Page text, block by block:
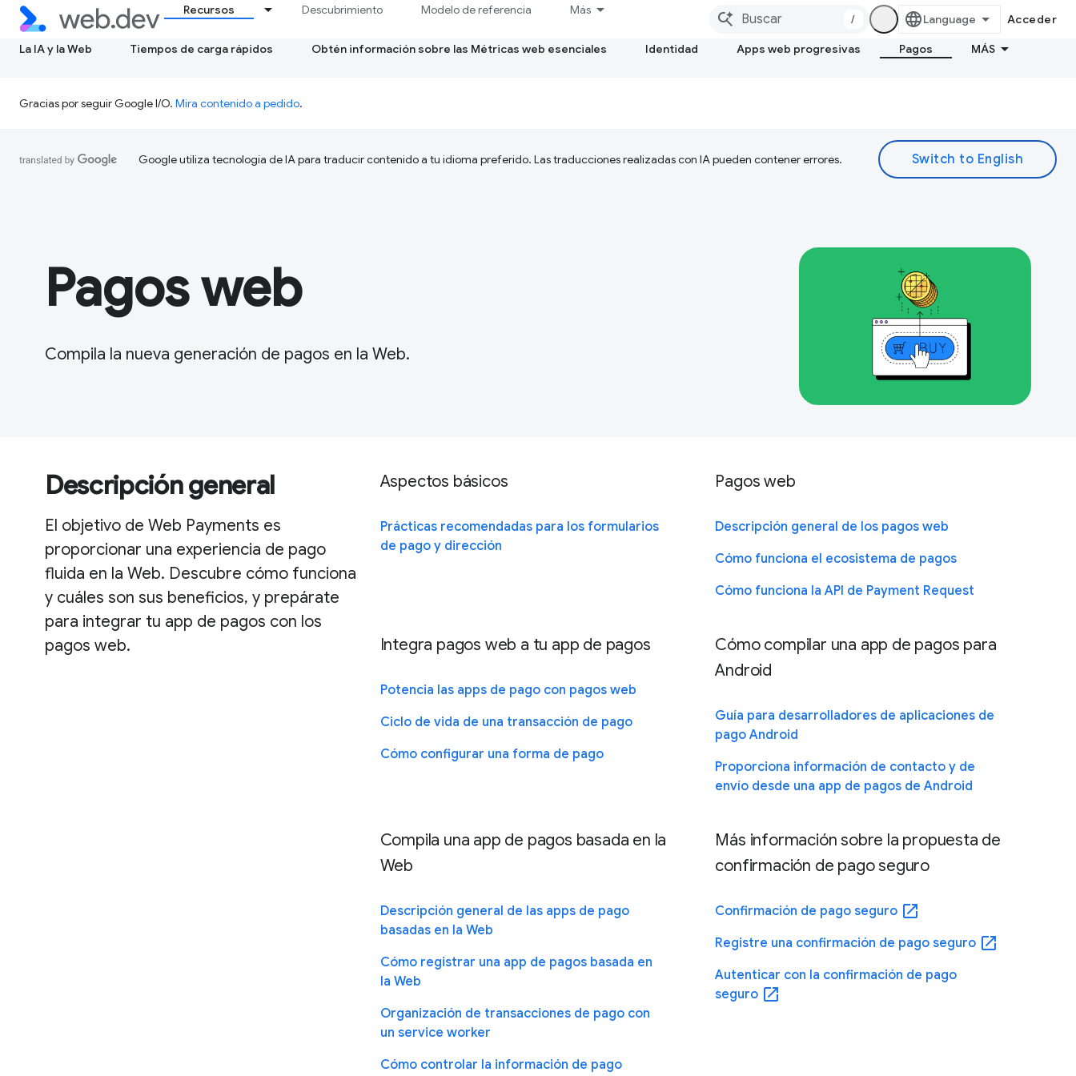
Recursos Descubrimiento Modelo de referencia Más
/ Acceder
La IA y la Web Tiempos de carga rápidos Obtén información sobre las Métricas web esenciales Identidad Apps web progresivas Pagos MÁS
Gracias por seguir Google I/O. Mira contenido a pedido.
Google utiliza tecnología de IA para traducir contenido a tu idioma preferido. Las traducciones realizadas con IA pueden contener errores.
Pagos web
Compila la nueva generación de pagos en la Web.
Descripción general
El objetivo de Web Payments es
proporcionar una experiencia de pago
fluida en la Web. Descubre cómo funciona
y cuáles son sus beneficios, y prepárate
para integrar tu app de pagos con los
pagos web.
Aspectos básicos
Prácticas recomendadas para los formularios
de pago y dirección
Pagos web
Descripción general de los pagos web
Cómo funciona el ecosistema de pagos
Cómo funciona la API de Payment Request
Integra pagos web a tu app de pagos
Potencia las apps de pago con pagos web
Ciclo de vida de una transacción de pago
Cómo configurar una forma de pago
Cómo compilar una app de pagos para
Android
Guía para desarrolladores de aplicaciones de
pago Android
Proporciona información de contacto y de
envío desde una app de pagos de Android
Compila una app de pagos basada en la
Web
Descripción general de las apps de pago
basadas en la Web
Cómo registrar una app de pagos basada en
la Web
Organización de transacciones de pago con
un service worker
Cómo controlar la información de pago
Más información sobre la propuesta de
confirmación de pago seguro
Confirmación de pago seguro open_in_new
Registre una confirmación de pago seguro open_in_new
Autenticar con la confirmación de pago
seguro open_in_new